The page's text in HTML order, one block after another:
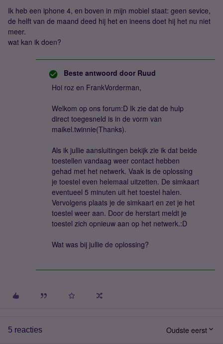
Ik heb een iphone 4, en boven in mijn mobiel staat: geen sevice,
de helft van de maand deed hij het en ineens doet hij het nu niet
meer.
wat kan ik doen?
Beste antwoord door Ruud
Hoi roz en FrankVorderman,
Welkom op ons forum:D Ik zie dat de hulp
direct toegesneld is in de vorm van
maikel.twinnie(Thanks).
Als ik jullie aansluitingen bekijk zie ik dat beide
toestellen vandaag weer contact hebben
gehad met het netwerk. Vaak is de oplossing
je toestel even helemaal uitzetten. De simkaart
eventueel 5 minuten uit het toestel halen.
Vervolgens plaats je de simkaart en zet je het
toestel weer aan. Door de herstart meldt je
toestel zich opnieuw aan op het netwerk.:D
Wat was bij jullie de oplossing?
5 reacties Oudste eerst